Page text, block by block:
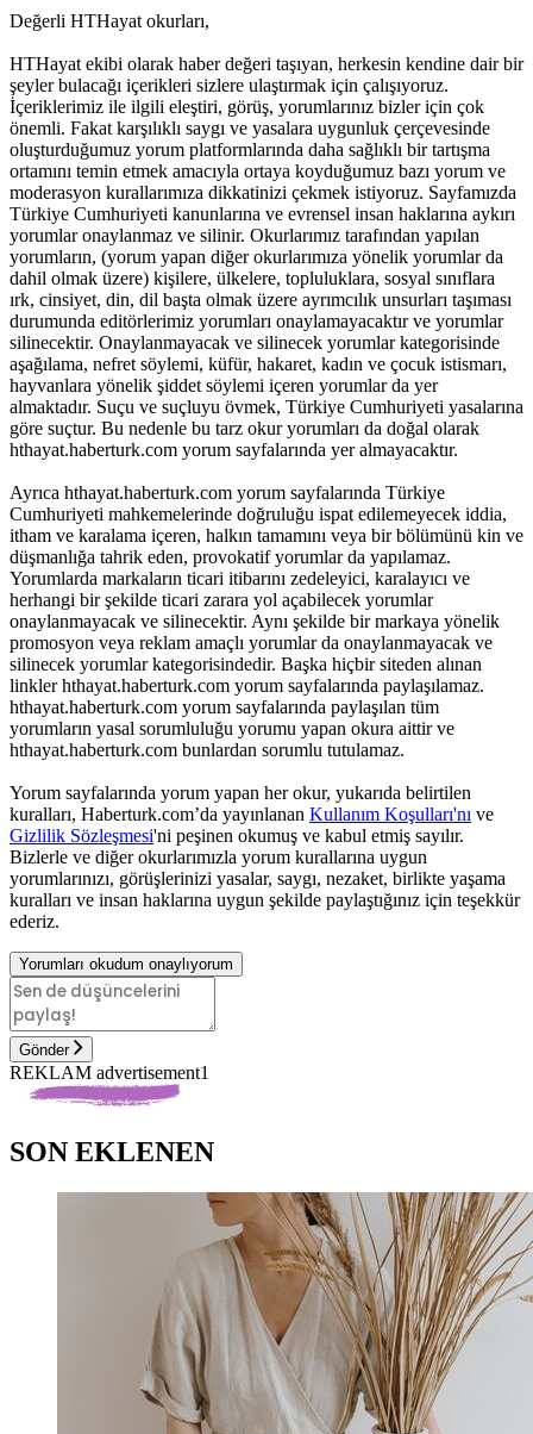
Değerli HTHayat okurları,
HTHayat ekibi olarak haber değeri taşıyan, herkesin kendine dair bir
şeyler bulacağı içerikleri sizlere ulaştırmak için çalışıyoruz.
İçeriklerimiz ile ilgili eleştiri, görüş, yorumlarınız bizler için çok
önemli. Fakat karşılıklı saygı ve yasalara uygunluk çerçevesinde
oluşturduğumuz yorum platformlarında daha sağlıklı bir tartışma
ortamını temin etmek amacıyla ortaya koyduğumuz bazı yorum ve
moderasyon kurallarımıza dikkatinizi çekmek istiyoruz. Sayfamızda
Türkiye Cumhuriyeti kanunlarına ve evrensel insan haklarına aykırı
yorumlar onaylanmaz ve silinir. Okurlarımız tarafından yapılan
yorumların, (yorum yapan diğer okurlarımıza yönelik yorumlar da
dahil olmak üzere) kişilere, ülkelere, topluluklara, sosyal sınıflara
ırk, cinsiyet, din, dil başta olmak üzere ayrımcılık unsurları taşıması
durumunda editörlerimiz yorumları onaylamayacaktır ve yorumlar
silinecektir. Onaylanmayacak ve silinecek yorumlar kategorisinde
aşağılama, nefret söylemi, küfür, hakaret, kadın ve çocuk istismarı,
hayvanlara yönelik şiddet söylemi içeren yorumlar da yer
almaktadır. Suçu ve suçluyu övmek, Türkiye Cumhuriyeti yasalarına
göre suçtur. Bu nedenle bu tarz okur yorumları da doğal olarak
hthayat.haberturk.com yorum sayfalarında yer almayacaktır.
Ayrıca hthayat.haberturk.com yorum sayfalarında Türkiye
Cumhuriyeti mahkemelerinde doğruluğu ispat edilemeyecek iddia,
itham ve karalama içeren, halkın tamamını veya bir bölümünü kin ve
düşmanlığa tahrik eden, provokatif yorumlar da yapılamaz.
Yorumlarda markaların ticari itibarını zedeleyici, karalayıcı ve
herhangi bir şekilde ticari zarara yol açabilecek yorumlar
onaylanmayacak ve silinecektir. Aynı şekilde bir markaya yönelik
promosyon veya reklam amaçlı yorumlar da onaylanmayacak ve
silinecek yorumlar kategorisindedir. Başka hiçbir siteden alınan
linkler hthayat.haberturk.com yorum sayfalarında paylaşılamaz.
hthayat.haberturk.com yorum sayfalarında paylaşılan tüm
yorumların yasal sorumluluğu yorumu yapan okura aittir ve
hthayat.haberturk.com bunlardan sorumlu tutulamaz.
Yorum sayfalarında yorum yapan her okur, yukarıda belirtilen
kuralları, Haberturk.com’da yayınlanan Kullanım Koşulları'nı ve
Gizlilik Sözleşmesi'ni peşinen okumuş ve kabul etmiş sayılır.
Bizlerle ve diğer okurlarımızla yorum kurallarına uygun
yorumlarınızı, görüşlerinizi yasalar, saygı, nezaket, birlikte yaşama
kuralları ve insan haklarına uygun şekilde paylaştığınız için teşekkür
ederiz.
Yorumları okudum onaylıyorum
Gönder
REKLAM advertisement1
SON EKLENEN